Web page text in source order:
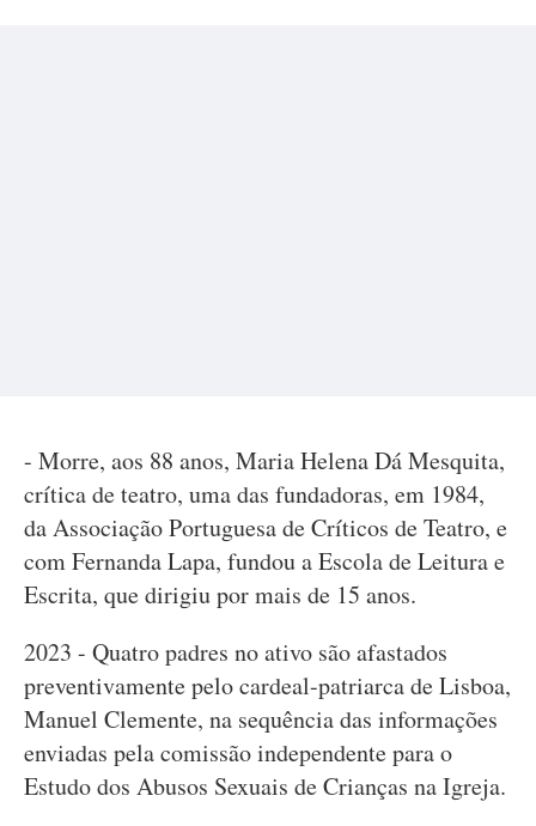
- Morre, aos 88 anos, Maria Helena Dá Mesquita,
crítica de teatro, uma das fundadoras, em 1984,
da Associação Portuguesa de Críticos de Teatro, e
com Fernanda Lapa, fundou a Escola de Leitura e
Escrita, que dirigiu por mais de 15 anos.
2023 - Quatro padres no ativo são afastados
preventivamente pelo cardeal-patriarca de Lisboa,
Manuel Clemente, na sequência das informações
enviadas pela comissão independente para o
Estudo dos Abusos Sexuais de Crianças na Igreja.